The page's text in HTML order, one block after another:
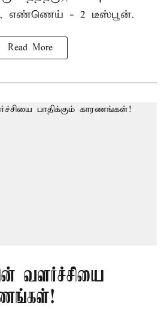
எண்ணெய் - 2 டீஸ்பூன்.
Read More
வளர்ச்சியை